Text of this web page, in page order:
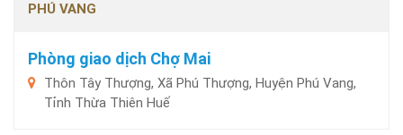
PHÚ VANG
Phòng giao dịch Chợ Mai
Thôn Tây Thượng, Xã Phú Thượng, Huyện Phú Vang,
Tỉnh Thừa Thiên Huế